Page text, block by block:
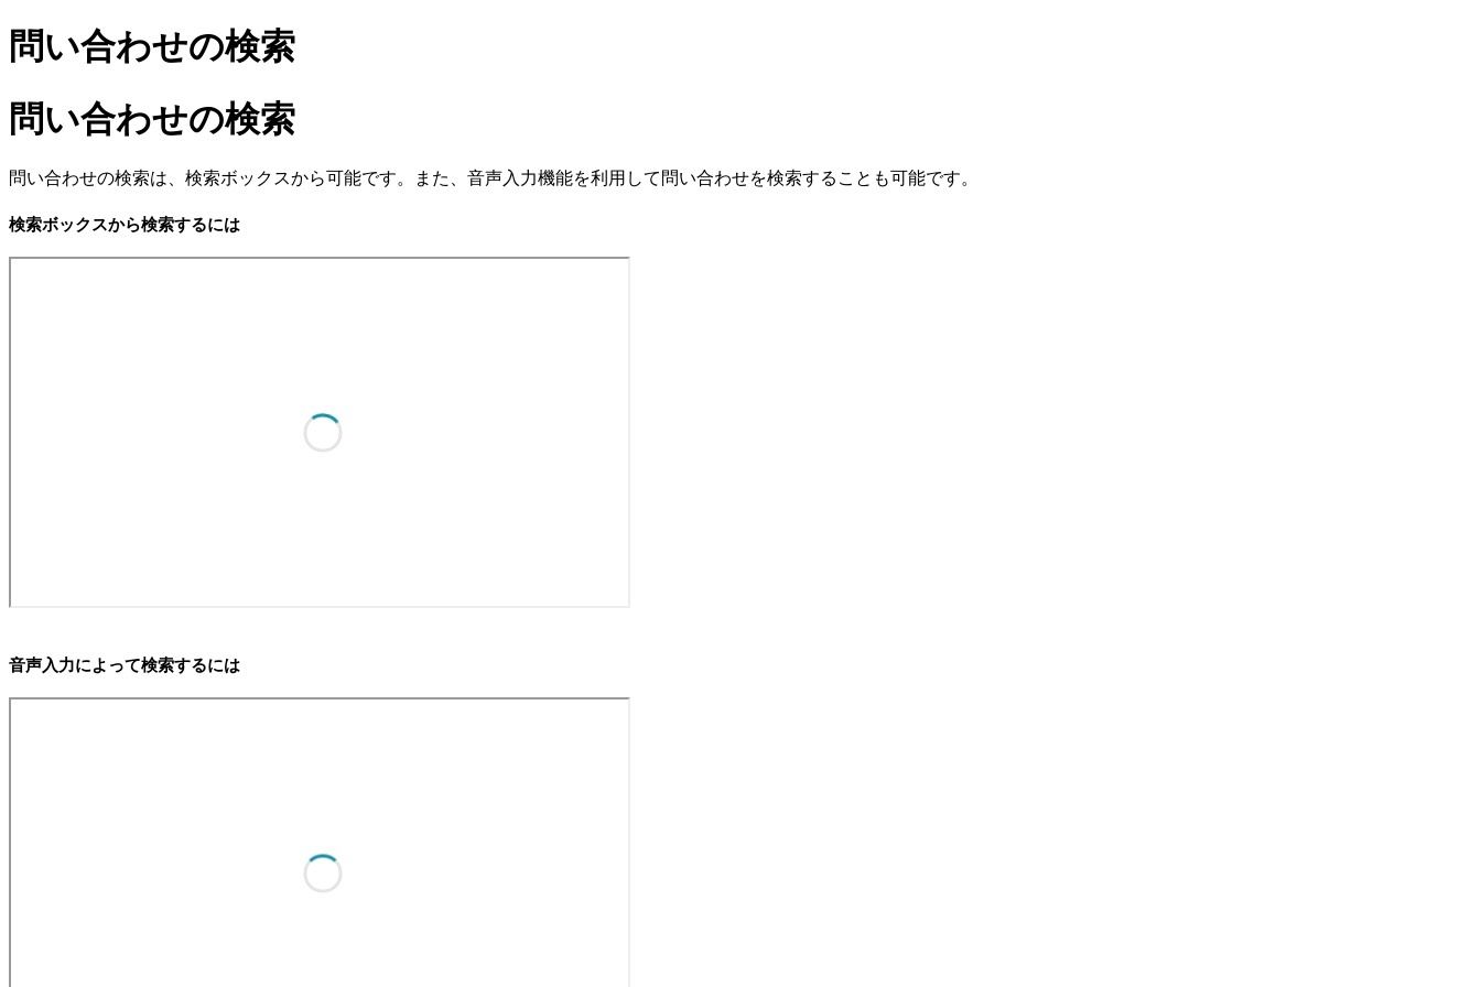
問い合わせの検索
問い合わせの検索
問い合わせの検索は、検索ボックスから可能です。また、音声入力機能を利用して問い合わせを検索することも可能です。
検索ボックスから検索するには
音声入力によって検索するには